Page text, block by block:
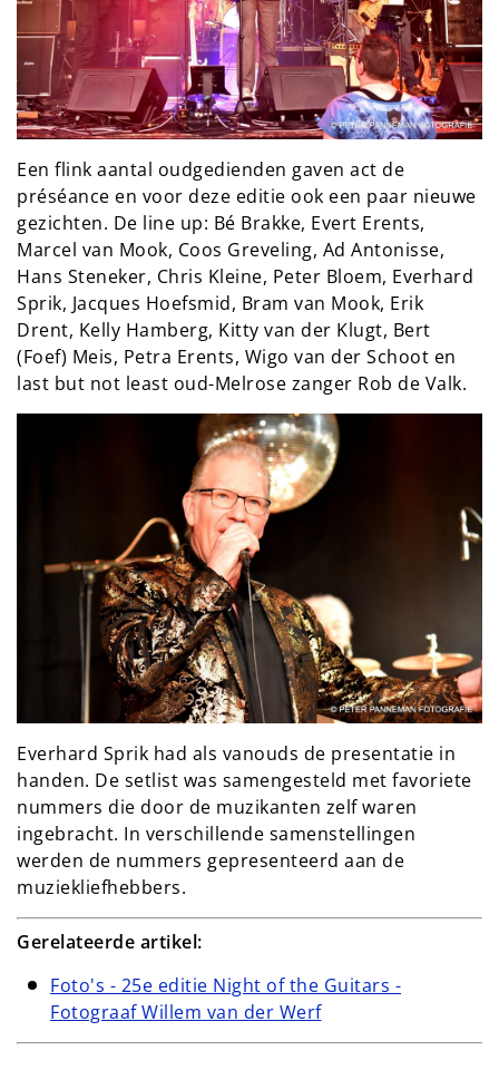
Een flink aantal oudgedienden gaven act de
préséance en voor deze editie ook een paar nieuwe
gezichten. De line up: Bé Brakke, Evert Erents,
Marcel van Mook, Coos Greveling, Ad Antonisse,
Hans Steneker, Chris Kleine, Peter Bloem, Everhard
Sprik, Jacques Hoefsmid, Bram van Mook, Erik
Drent, Kelly Hamberg, Kitty van der Klugt, Bert
(Foef) Meis, Petra Erents, Wigo van der Schoot en
last but not least oud-Melrose zanger Rob de Valk.
Everhard Sprik had als vanouds de presentatie in
handen. De setlist was samengesteld met favoriete
nummers die door de muzikanten zelf waren
ingebracht. In verschillende samenstellingen
werden de nummers gepresenteerd aan de
muziekliefhebbers.
Gerelateerde artikel:
Foto's - 25e editie Night of the Guitars -
Fotograaf Willem van der Werf